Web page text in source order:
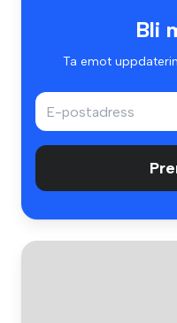
Bli
Ta emot